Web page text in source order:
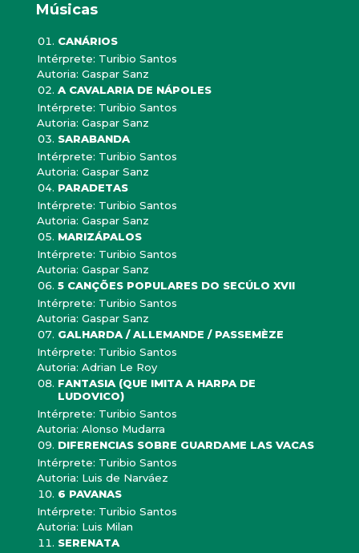
Músicas
CANÁRIOS
Intérprete: Turibio Santos
Autoria: Gaspar Sanz
A CAVALARIA DE NÁPOLES
Intérprete: Turibio Santos
Autoria: Gaspar Sanz
SARABANDA
Intérprete: Turibio Santos
Autoria: Gaspar Sanz
PARADETAS
Intérprete: Turibio Santos
Autoria: Gaspar Sanz
MARIZÁPALOS
Intérprete: Turibio Santos
Autoria: Gaspar Sanz
5 CANÇÕES POPULARES DO SECÚLO XVII
Intérprete: Turibio Santos
Autoria: Gaspar Sanz
GALHARDA / ALLEMANDE / PASSEMÈZE
Intérprete: Turibio Santos
Autoria: Adrian Le Roy
FANTASIA (QUE IMITA A HARPA DE
LUDOVICO)
Intérprete: Turibio Santos
Autoria: Alonso Mudarra
DIFERENCIAS SOBRE GUARDAME LAS VACAS
Intérprete: Turibio Santos
Autoria: Luis de Narváez
6 PAVANAS
Intérprete: Turibio Santos
Autoria: Luis Milan
SERENATA